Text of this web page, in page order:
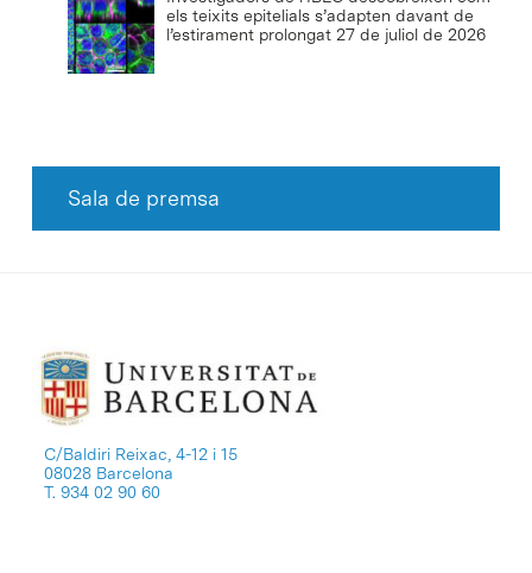
els teixits epitelials s’adapten davant de
l’estirament prolongat 27 de juliol de 2026
Sala de premsa
C/Baldiri Reixac, 4-12 i 15
08028 Barcelona
T. 934 02 90 60